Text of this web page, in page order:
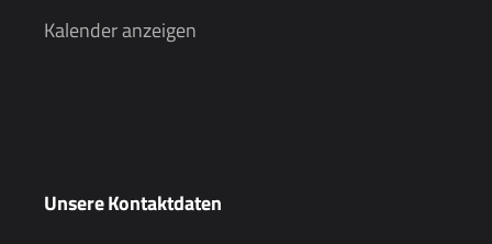
Unsere Kontaktdaten
Kalender anzeigen